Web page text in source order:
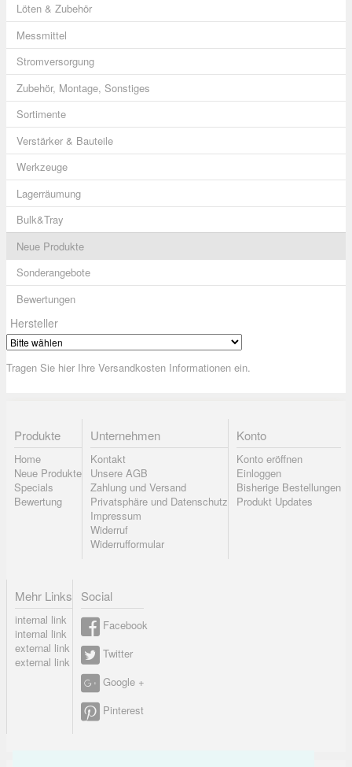
Löten & Zubehör
Messmittel
Stromversorgung
Zubehör, Montage, Sonstiges
Sortimente
Verstärker & Bauteile
Werkzeuge
Lagerräumung
Bulk&Tray
Neue Produkte
Sonderangebote
Bewertungen
Hersteller
Tragen Sie hier Ihre Versandkosten Informationen ein.
Produkte
Home
Neue Produkte
Specials
Bewertung
Unternehmen
Kontakt
Unsere AGB
Zahlung und Versand
Privatsphäre und Datenschutz
Impressum
Widerruf
Widerrufformular
Konto
Konto eröffnen
Einloggen
Bisherige Bestellungen
Produkt Updates
Mehr Links
internal link
internal link
external link
external link
Social
Facebook
Twitter
Google +
Pinterest